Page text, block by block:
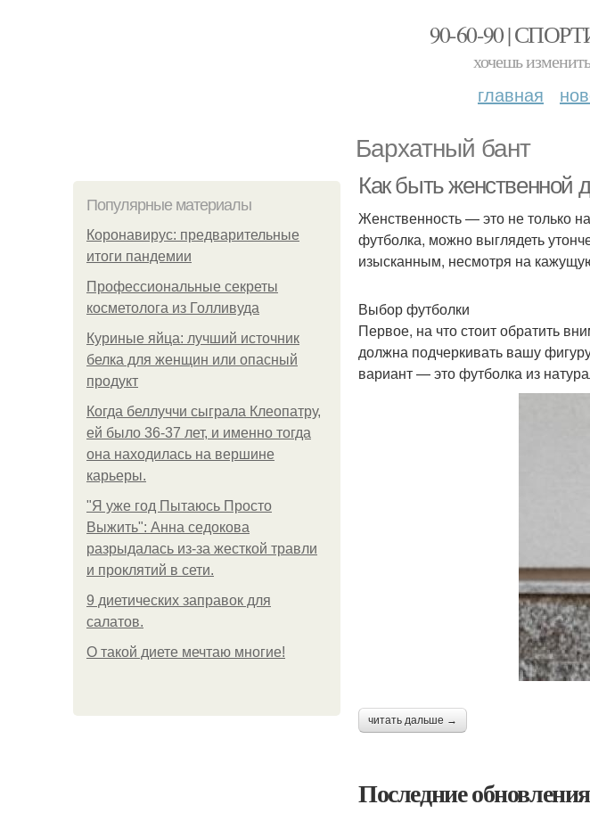
90-60-90 |
хочешь
главная
Бархатный бант
Популярные материалы
Коронавирус: предварительные
итоги пандемии
Профессиональные секреты
косметолога из Голливуда
Куриные яйца: лучший источник
белка для женщин или опасный
продукт
Когда беллуччи сыграла Клеопатру,
ей было 36-37 лет, и именно тогда
она находилась на вершине
карьеры.
"Я уже год Пытаюсь Просто
Выжить": Анна седокова
разрыдалась из-за жесткой травли
и проклятий в сети.
9 диетических заправок для
салатов.
О такой диете мечтаю многие!
Как быть женственной
Женственность — это не только
футболка, можно выглядеть
изысканным, несмотря на
Выбор футболки
Первое, на что стоит обратить
должна подчеркивать вашу
вариант — это футболка из
читать дальше →
Последние